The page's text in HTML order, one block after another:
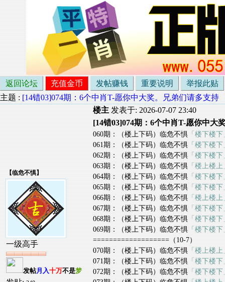
返回论坛 充值金币 发帖赚钱 重要说明
举报此贴
主题 : [14错03]074期：6个中肖T-愿你中大奖。兄弟们请多支持
【临危不惧】
一级高手
发帖月入十万不是梦
楼主 发表于: 2026-07-07 23:40
[14错03]074期：6个中肖T-愿你中大
060期：（楼上下码）临危不惧 「楼下楼下
061期：（楼上下码）临危不惧 「楼下楼下
062期：（楼上下码）临危不惧 「楼下楼下
063期：（楼上下码）临危不惧 「楼上楼上
064期：（楼上下码）临危不惧 「楼下楼下
065期：（楼上下码）临危不惧 「楼下楼下
066期：（楼上下码）临危不惧 「楼上楼上
067期：（楼上下码）临危不惧 「楼下楼下
068期：（楼上下码）临危不惧 「楼下楼下
069期：（楼上下码）临危不惧 「楼下楼下
===================（10-7）
070期：（楼上下码）临危不惧 「楼上楼上
071期：（楼上下码）临危不惧 「楼下楼下
072期：（楼上下码）临危不惧 「楼下楼下